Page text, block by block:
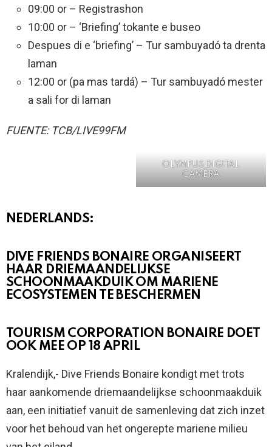
09:00 or – Registrashon
10:00 or – ‘Briefing’ tokante e buseo
Despues di e ‘briefing’ – Tur sambuyadó ta drenta
laman
12:00 or (pa mas tardá) – Tur sambuyadó mester
a sali for di laman
FUENTE: TCB/LIVE99FM
OLYMPUS DIGITAL
CAMERA
NEDERLANDS:
DIVE FRIENDS BONAIRE ORGANISEERT
HAAR DRIEMAANDELIJKSE
SCHOONMAAKDUIK OM MARIENE
ECOSYSTEMEN TE BESCHERMEN
TOURISM CORPORATION BONAIRE DOET
OOK MEE OP 18 APRIL
Kralendijk,- Dive Friends Bonaire kondigt met trots
haar aankomende driemaandelijkse schoonmaakduik
aan, een initiatief vanuit de samenleving dat zich inzet
voor het behoud van het ongerepte mariene milieu